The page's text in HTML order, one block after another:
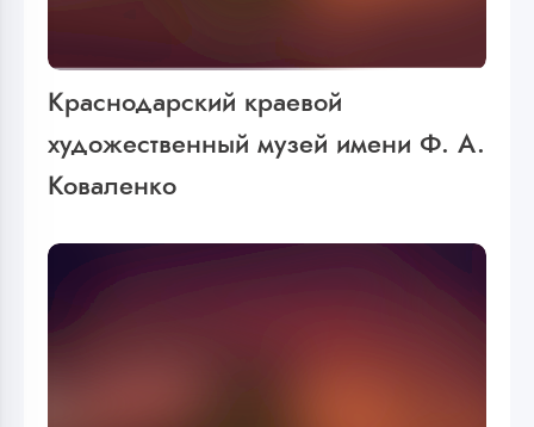
Краснодарский краевой
художественный музей имени Ф. А.
Коваленко